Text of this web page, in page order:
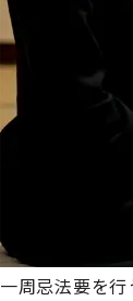
一周忌法要を